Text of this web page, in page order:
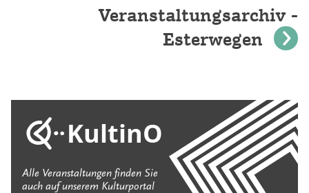
Veranstaltungsarchiv -
Esterwegen
KultinO
Alle Veranstaltungen finden Sie
auch auf unserem Kulturportal